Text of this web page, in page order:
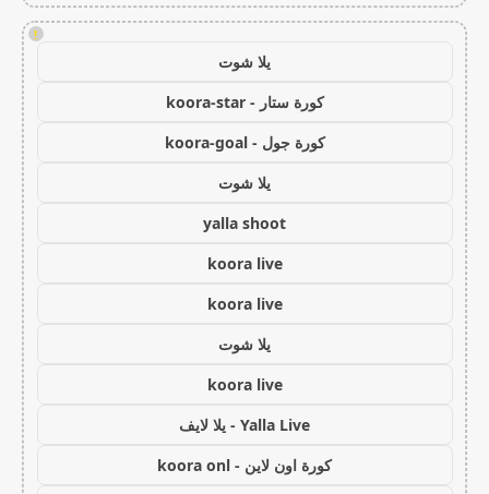
!
يلا شوت
كورة ستار - koora-star
كورة جول - koora-goal
يلا شوت
yalla shoot
koora live
koora live
يلا شوت
koora live
Yalla Live - يلا لايف
كورة اون لاين - koora onl